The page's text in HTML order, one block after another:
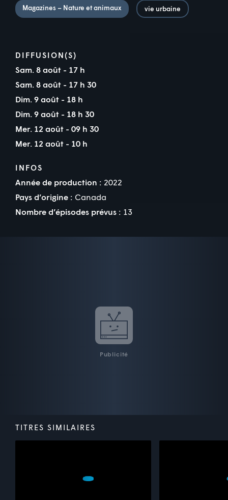
Magazines – Nature et animaux vie urbaine
DIFFUSION(S)
Sam. 8 août - 17 h
Sam. 8 août - 17 h 30
Dim. 9 août - 18 h
Dim. 9 août - 18 h 30
Mer. 12 août - 09 h 30
Mer. 12 août - 10 h
INFOS
Année de production : 2022
Pays d’origine : Canada
Nombre d’épisodes prévus : 13
Publicité
TITRES SIMILAIRES